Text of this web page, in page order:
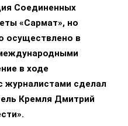
Соединенных
«Сармат», но
осуществлено в
в ходе
журналистами сделал
Кремля Дмитрий